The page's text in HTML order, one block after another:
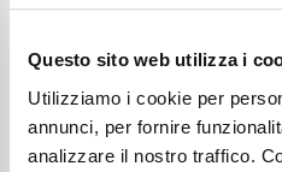
Questo sito web utilizza i
Utilizziamo i cookie per
annunci, per fornire
analizzare il nostro traffico.
Ti potrebbe
anche